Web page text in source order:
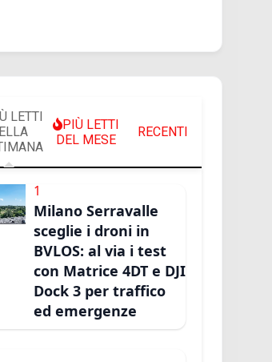
LETTI
PIÙ LETTI
DEL MESE
RECENTI
1
Milano Serravalle
sceglie i droni in
BVLOS: al via i test
con Matrice 4DT e DJI
Dock 3 per traffico
ed emergenze